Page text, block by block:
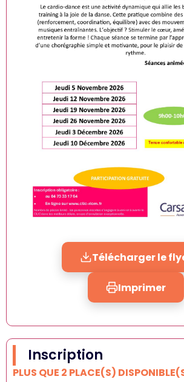
Télécharger le
Imprimer
Inscription
PLUS QUE 2 PLACE(S)